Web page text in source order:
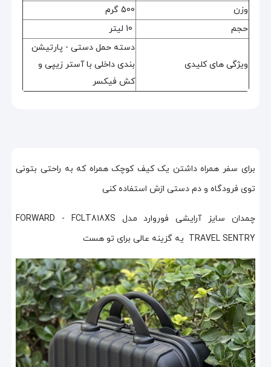
وزن
500 گرم
حجم
ویژگی های کلیدی
دسته حمل دستی - پارتیشن
بندی داخلی با آستر زیپی و
کش فیکسر
برای سفر همراه داشتن یک کیف کوچک همراه که به راحتی بتونی
توی فرودگاه و دم دستی ازش استفاده کنی
چمدان سایز آرایشی فوروارد مدل FORWARD - FCLT818XS
TRAVEL SENTRY یه گزینه عالی برای تو هست